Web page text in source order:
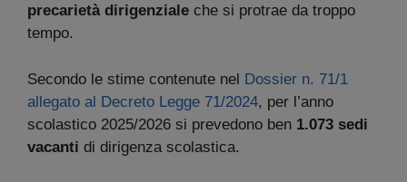
precarietà dirigenziale che si protrae da troppo
tempo.
Secondo le stime contenute nel Dossier n. 71/1
allegato al Decreto Legge 71/2024, per l’anno
scolastico 2025/2026 si prevedono ben 1.073 sedi
vacanti di dirigenza scolastica.